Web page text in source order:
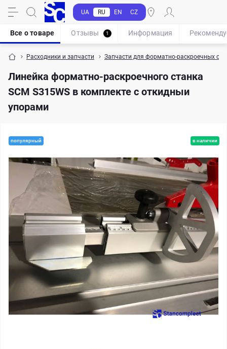
UA RU EN CZ
Расходники и запчасти Запчасти для форматно-раскроечных
Линейка форматно-раскроечного станка
SCM S315WS в комплекте с откидныи
упорами
Все о товаре Отзывы 1 Информация
популярный в наличии